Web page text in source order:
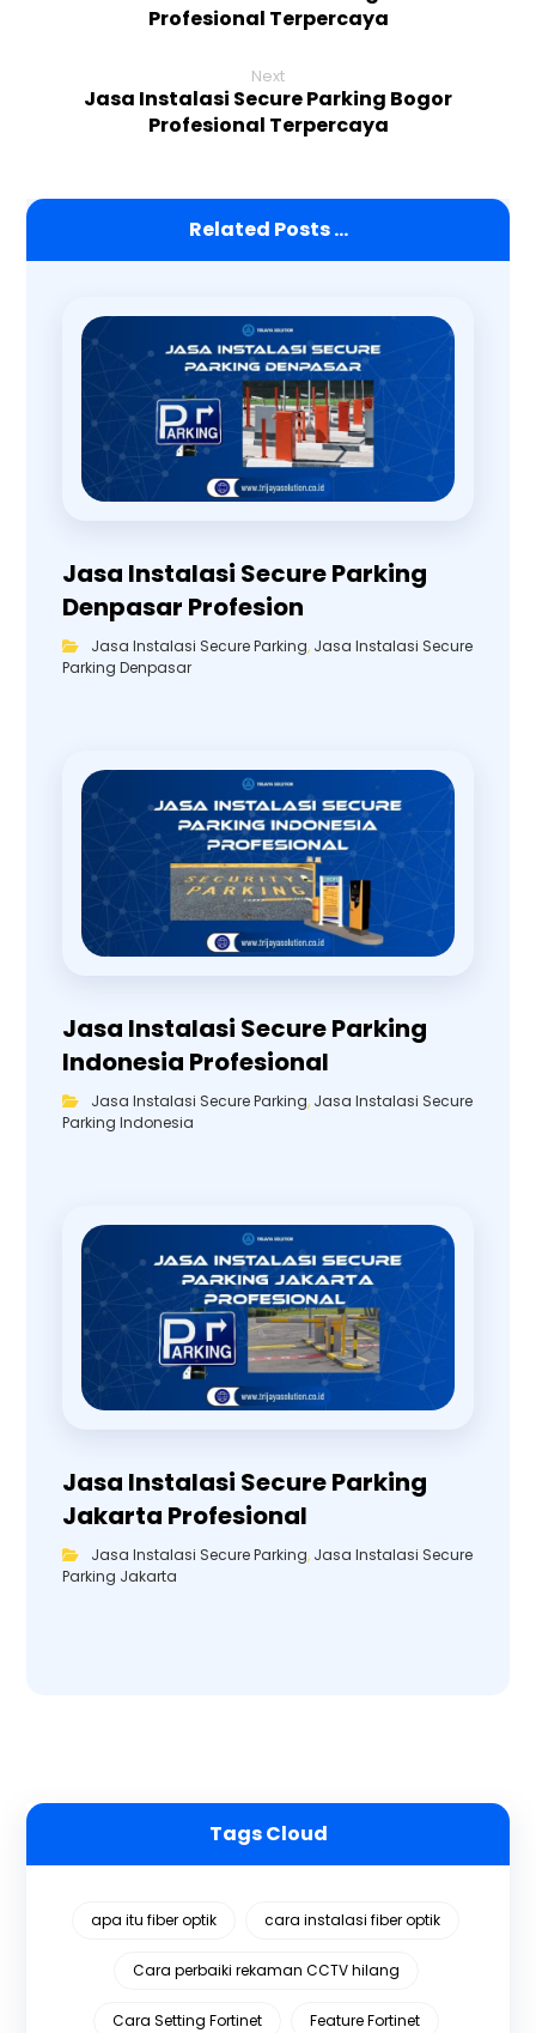
Profesional Terpercaya
Next
Jasa Instalasi Secure Parking Bogor
Profesional Terpercaya
Related Posts ...
Jasa Instalasi Secure Parking
Denpasar Profesion
Jasa Instalasi Secure Parking, Jasa Instalasi Secure
Parking Denpasar
Jasa Instalasi Secure Parking
Indonesia Profesional
Jasa Instalasi Secure Parking, Jasa Instalasi Secure
Parking Indonesia
Jasa Instalasi Secure Parking
Jakarta Profesional
Jasa Instalasi Secure Parking, Jasa Instalasi Secure
Parking Jakarta
Tags Cloud
apa itu fiber optik cara instalasi fiber optik
Cara perbaiki rekaman CCTV hilang
Cara Setting Fortinet Feature Fortinet